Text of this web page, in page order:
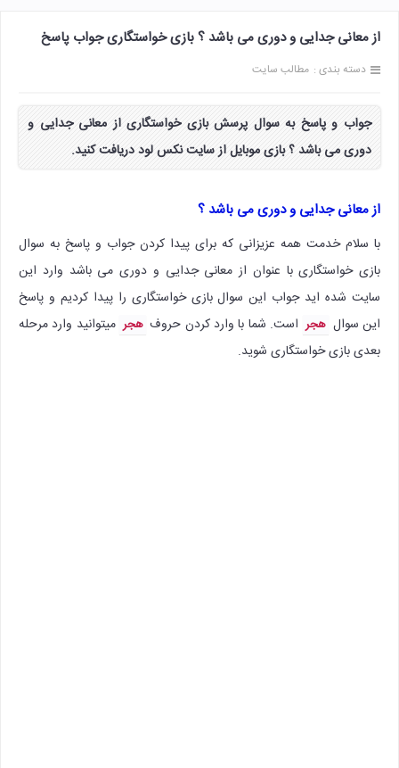
از معانی جدایی و دوری می باشد ؟ بازی خواستگاری جواب پاسخ
دسته بندی : مطالب سایت
جواب و پاسخ به سوال پرسش بازی خواستگاری از معانی جدایی و
دوری می باشد ؟ بازی موبایل از سایت نکس لود دریافت کنید.
از معانی جدایی و دوری می باشد ؟
با سلام خدمت همه عزیزانی که برای پیدا کردن جواب و پاسخ به سوال
بازی خواستگاری با عنوان از معانی جدایی و دوری می باشد وارد این
سایت شده اید جواب این سوال بازی خواستگاری را پیدا کردیم و پاسخ
این سوال هجر است. شما با وارد کردن حروف هجر میتوانید وارد مرحله
بعدی بازی خواستگاری شوید.